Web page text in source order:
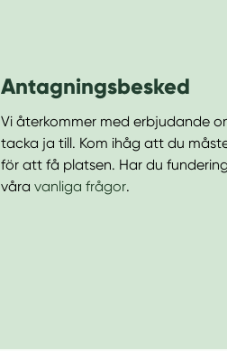
Antagningsbesked
Vi återkommer med erbjudande
tacka ja till. Kom ihåg att du
för att få platsen. Har du
våra vanliga frågor.